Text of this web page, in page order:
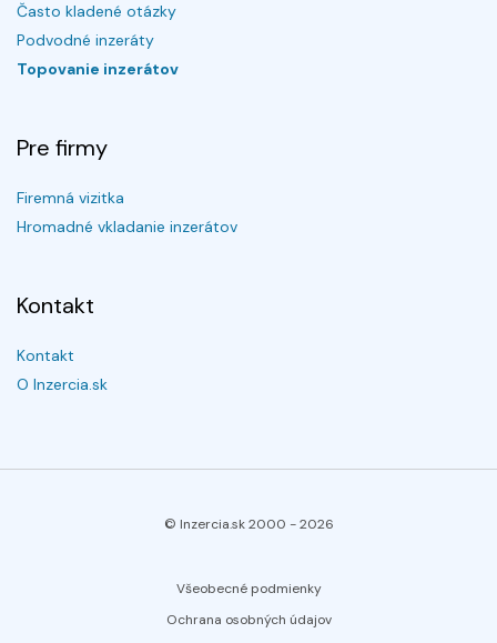
Často kladené otázky
Podvodné inzeráty
Topovanie inzerátov
Pre firmy
Firemná vizitka
Hromadné vkladanie inzerátov
Kontakt
Kontakt
O Inzercia.sk
© Inzercia.sk 2000 -2026
Všeobecné podmienky
Ochrana osobných údajov